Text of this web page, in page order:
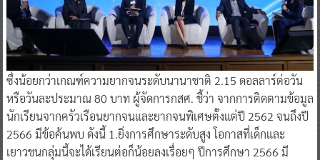
ซึ่งน้อยกว่าเกณฑ์ความยากจนระดับนานาชาติ 2.15 ดอลลาร์ต่อวัน
หรือวันละประมาณ 80 บาท ผู้จัดการกสศ. ชี้ว่า จากการติดตามข้อมูล
นักเรียนจากครัวเรือนยากจนและยากจนพิเศษตั้งแต่ปี 2562 จนถึงปี
2566 มีข้อค้นพบ ดังนี้ 1.ยิ่งการศึกษาระดับสูง โอกาสที่เด็กและ
เยาวชนกลุ่มนี้จะได้เรียนต่อก็น้อยลงเรื่อยๆ ปีการศึกษา 2566 มี